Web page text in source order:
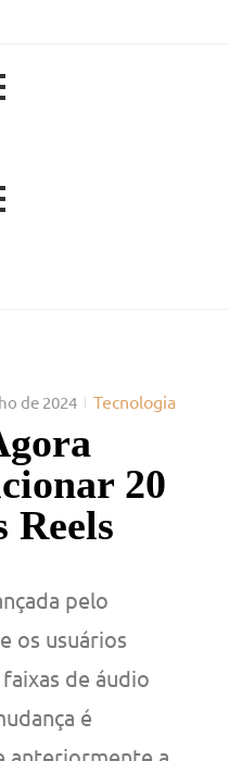
de 2024 Tecnologia
20
Reels
pelo
os usuários
de áudio
é